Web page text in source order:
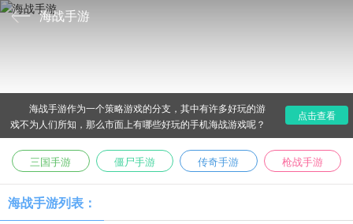
海战手游
海战手游作为一个策略游戏的分支，其中有许多好玩的游
戏不为人们所知，那么市面上有哪些好玩的手机海战游戏呢？
爱东东手游为了解决大家的难题，特意带来了现代海战手游，
最好玩的海战手游，二战海战手游，帆船海战手游，第一人称
海战手游，回合制海战手游等等好玩的精品游戏。
点击查看
三国手游 僵尸手游 传奇手游 枪战手游
海战手游列表：